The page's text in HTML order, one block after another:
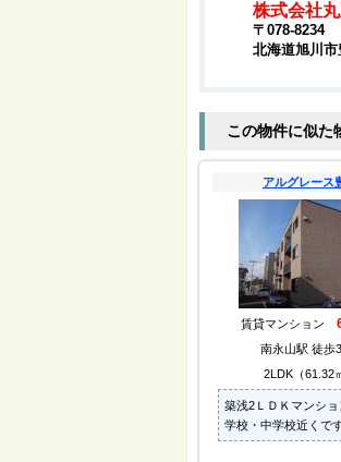
株式会社
〒078-8234
北海道旭川市
この物件に似た
アルグレース
賃貸マンション
南永山駅 徒歩
2LDK（61.32
築浅2ＬＤＫマンシ
学校・中学校近くで